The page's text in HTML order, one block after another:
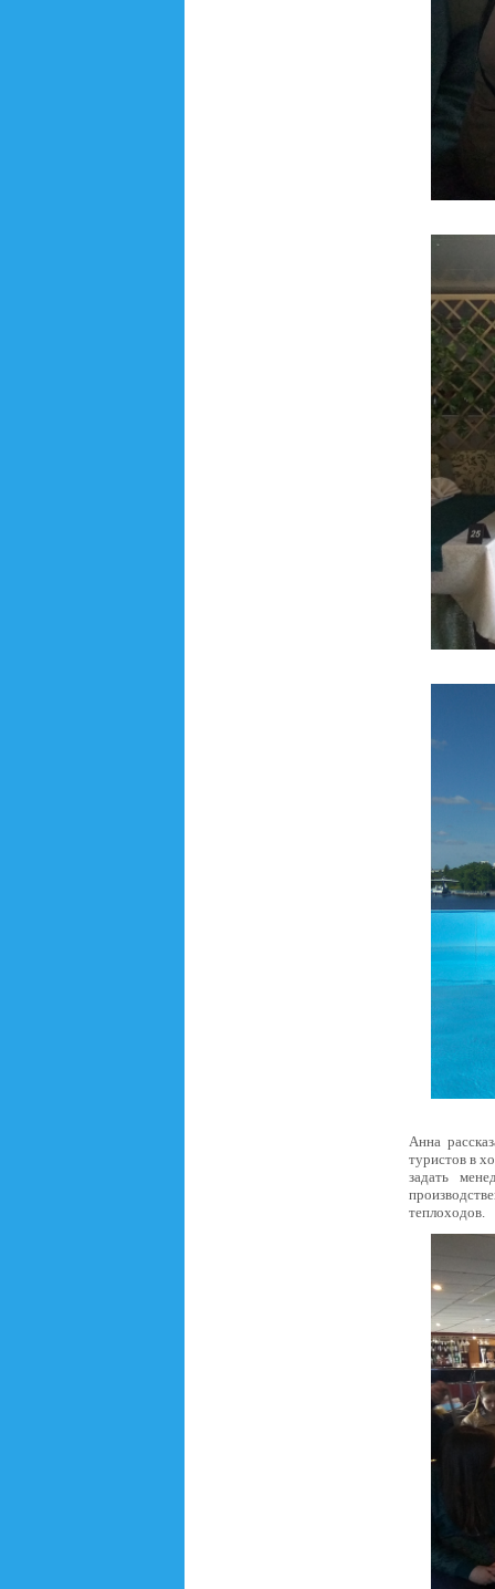
Анна
туристов в
задать
теплоходов.